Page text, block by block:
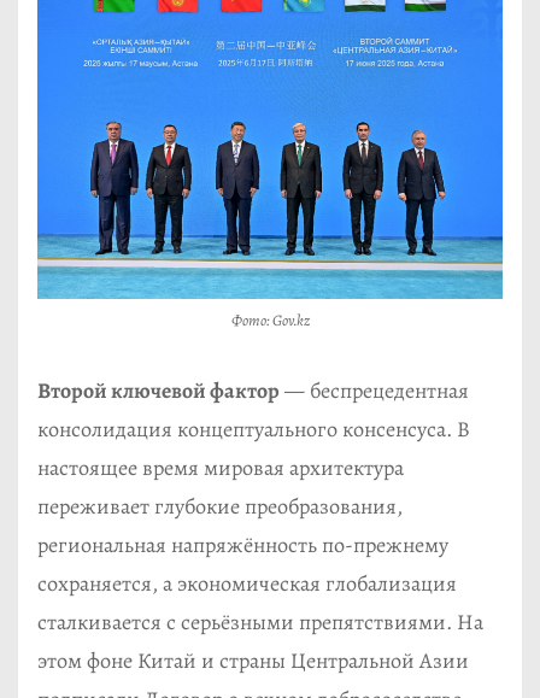
Фото: Gov.kz
Второй ключевой фактор — беспрецедентная
консолидация концептуального консенсуса. В
настоящее время мировая архитектура
переживает глубокие преобразования,
региональная напряжённость по-прежнему
сохраняется, а экономическая глобализация
сталкивается с серьёзными препятствиями. На
этом фоне Китай и страны Центральной Азии